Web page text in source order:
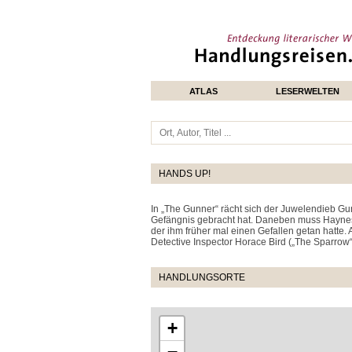
ATLAS LESERWELTEN
HANDS UP!
In „The Gunner“ rächt sich der Juwelendieb
Gefängnis gebracht hat. Daneben muss
der ihm früher mal einen Gefallen getan
Detective Inspector Horace Bird („The
HANDLUNGSORTE
+